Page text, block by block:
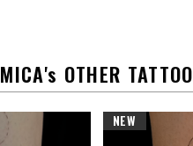
MICA's OTHER TATTOO
NEW